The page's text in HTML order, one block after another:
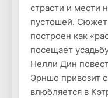
страсти и мести
пустошей.
построен как
посещает
Нелли Дин
Эрншо привозит
влюбляется в